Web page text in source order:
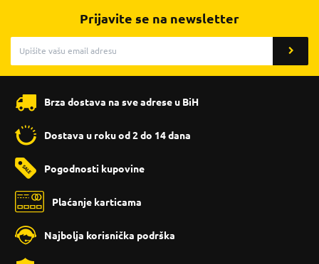
Prijavite se na newsletter
Brza dostava na sve adrese u BiH
Dostava u roku od 2 do 14 dana
Pogodnosti kupovine
Plaćanje karticama
Najbolja korisnička podrška